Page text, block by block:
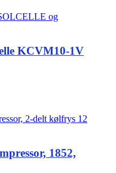
KCVM10-1V
1852,